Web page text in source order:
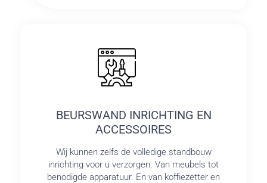
BEURSWAND INRICHTING EN
ACCESSOIRES
Wij kunnen zelfs de volledige standbouw
inrichting voor u verzorgen. Van meubels tot
benodigde apparatuur. En van koffiezetter en